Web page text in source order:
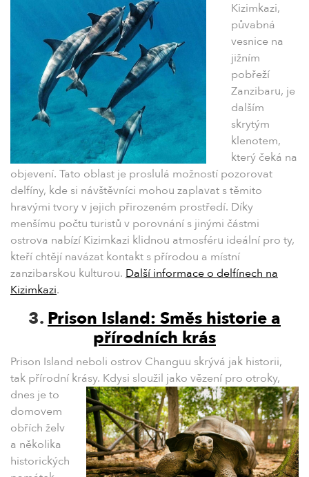
Kizimkazi,
půvabná
vesnice na
jižním
pobřeží
Zanzibaru, je
dalším
skrytým
klenotem,
který čeká na
objevení. Tato oblast je proslulá možností pozorovat
delfíny, kde si návštěvníci mohou zaplavat s těmito
hravými tvory v jejich přirozeném prostředí. Díky
menšímu počtu turistů v porovnání s jinými částmi
ostrova nabízí Kizimkazi klidnou atmosféru ideální pro ty,
kteří chtějí navázat kontakt s přírodou a místní
zanzibarskou kulturou. Další informace o delfínech na
Kizimkazi.
3. Prison Island: Směs historie a
přírodních krás
Prison Island neboli ostrov Changuu skrývá jak historii,
tak přírodní krásy. Kdysi sloužil jako vězení pro otroky,
dnes je to
domovem
obřích želv
a několika
historických